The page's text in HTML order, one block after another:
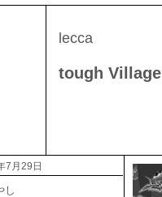
lecca
tough Village
7月29日
し